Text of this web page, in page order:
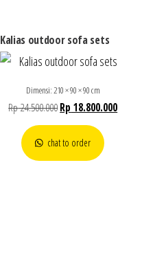
Kalias outdoor sofa sets
Dimensi: 210 × 90 × 90 cm
Rp24.500.000Rp 18.800.000
chat to order